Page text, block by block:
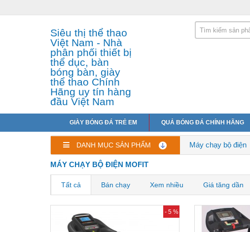
Siêu thị thể thao
Việt Nam - Nhà
phân phối thiết bị
thể dục, bàn
bóng bàn, giày
thể thao Chính
Hãng uy tín hàng
đầu Việt Nam
GIÀY BÓNG ĐÁ TRẺ EM QUẢ BÓNG ĐÁ CHÍNH HÃNG
DANH MỤC SẢN PHẨM Máy chạy bộ điện
MÁY CHẠY BỘ ĐIỆN MOFIT
Tất cả Bán chạy Xem nhiều Giá tăng dần
- 5 %